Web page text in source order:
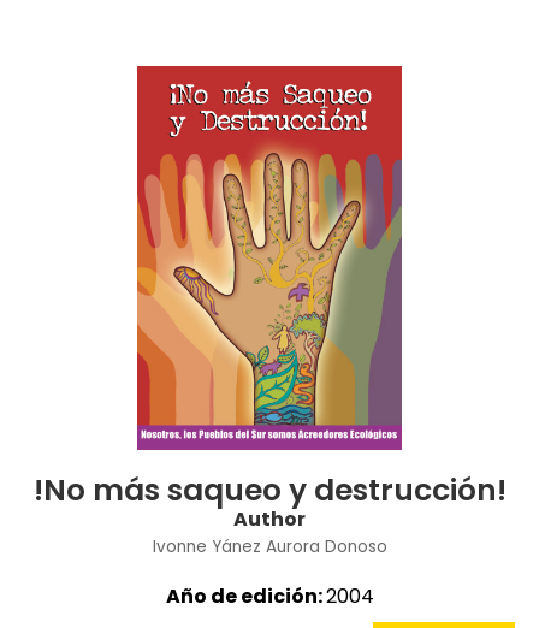
!No más saqueo y destrucción!
Author
Ivonne Yánez Aurora Donoso
Año de edición:2004